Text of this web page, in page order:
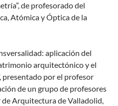
de profesorado del
Atómica y Óptica de la
aplicación del
arquitectónico y el
presentado por el profesor
de un grupo de profesores
de Arquitectura de Valladolid,